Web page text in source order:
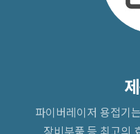
파이버레이저 용접기
장비부품 등 최고의